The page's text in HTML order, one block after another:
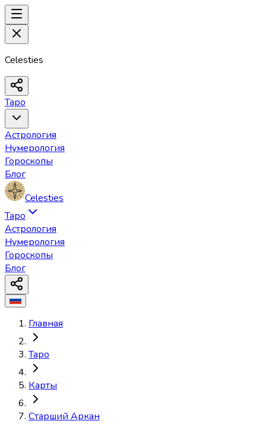
Celesties
Таро
Астрология
Нумерология
Гороскопы
Блог
Celesties
Таро
Астрология
Нумерология
Гороскопы
Блог
Главная
Таро
Карты
Старший Аркан